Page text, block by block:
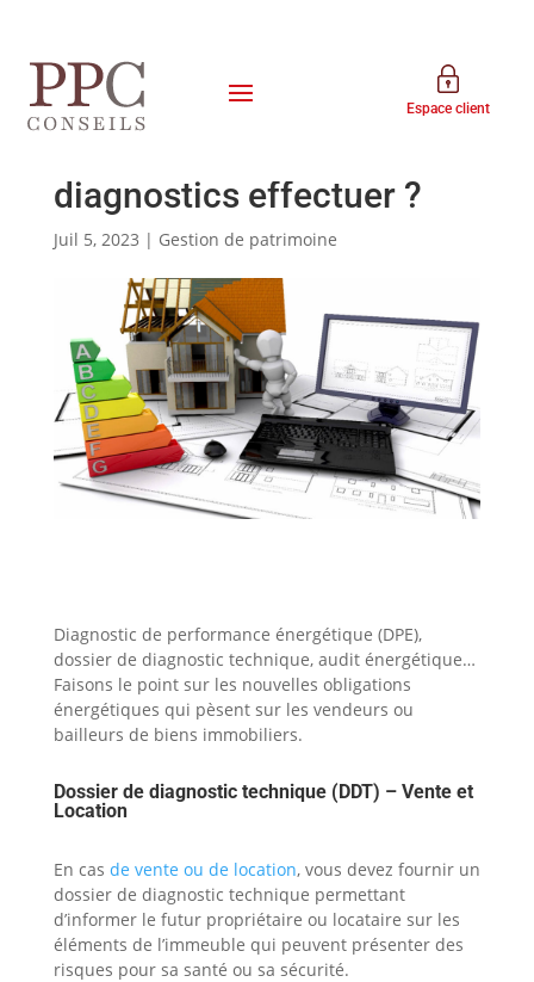
Espace client
Vente ou location d’un
diagnostics effectuer ?
Juil 5, 2023 | Gestion de patrimoine
Diagnostic de performance énergétique (DPE),
dossier de diagnostic technique, audit énergétique…
Faisons le point sur les nouvelles obligations
énergétiques qui pèsent sur les vendeurs ou
bailleurs de biens immobiliers.
Dossier de diagnostic technique (DDT) – Vente et
Location
En cas de vente ou de location, vous devez fournir un
dossier de diagnostic technique permettant
d’informer le futur propriétaire ou locataire sur les
éléments de l’immeuble qui peuvent présenter des
risques pour sa santé ou sa sécurité.